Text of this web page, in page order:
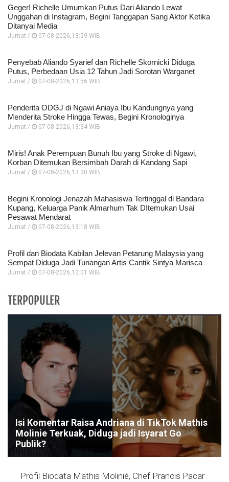
Geger! Richelle Umumkan Putus Dari Aliando Lewat
Unggahan di Instagram, Begini Tanggapan Sang Aktor Ketika
Ditanyai Media
Jumat / 07-08-2026,13:59 WIB
Penyebab Aliando Syarief dan Richelle Skornicki Diduga
Putus, Perbedaan Usia 12 Tahun Jadi Sorotan Warganet
Jumat / 07-08-2026,13:56 WIB
Penderita ODGJ di Ngawi Aniaya Ibu Kandungnya yang
Menderita Stroke Hingga Tewas, Begini Kronologinya
Jumat / 07-08-2026,13:34 WIB
Miris! Anak Perempuan Bunuh Ibu yang Stroke di Ngawi,
Korban Ditemukan Bersimbah Darah di Kandang Sapi
Jumat / 07-08-2026,13:30 WIB
Begini Kronologi Jenazah Mahasiswa Tertinggal di Bandara
Kupang, Keluarga Panik Almarhum Tak DItemukan Usai
Pesawat Mendarat
Jumat / 07-08-2026,13:18 WIB
Profil dan Biodata Kabilan Jelevan Petarung Malaysia yang
Sempat Diduga Jadi Tunangan Artis Cantik Sintya Marisca
Jumat / 07-08-2026,12:01 WIB
TERPOPULER
Isi Komentar Raisa Andriana di TikTok Mathis
Molinie Terkuak, Diduga jadi Isyarat Go
Publik?
Profil Biodata Mathis Molinié, Chef Prancis Pacar